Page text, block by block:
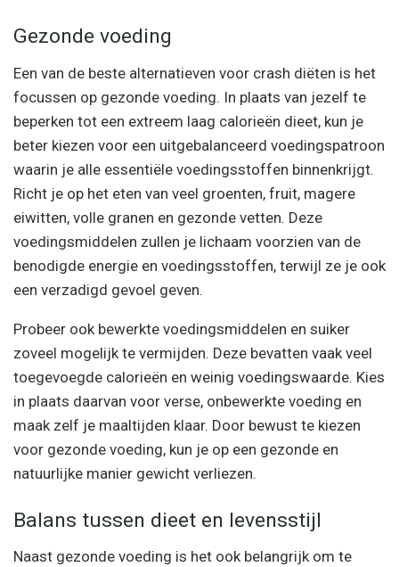
Gezonde voeding
Een van de beste alternatieven voor crash diëten is het
focussen op gezonde voeding. In plaats van jezelf te
beperken tot een extreem laag calorieën dieet, kun je
beter kiezen voor een uitgebalanceerd voedingspatroon
waarin je alle essentiële voedingsstoffen binnenkrijgt.
Richt je op het eten van veel groenten, fruit, magere
eiwitten, volle granen en gezonde vetten. Deze
voedingsmiddelen zullen je lichaam voorzien van de
benodigde energie en voedingsstoffen, terwijl ze je ook
een verzadigd gevoel geven.
Probeer ook bewerkte voedingsmiddelen en suiker
zoveel mogelijk te vermijden. Deze bevatten vaak veel
toegevoegde calorieën en weinig voedingswaarde. Kies
in plaats daarvan voor verse, onbewerkte voeding en
maak zelf je maaltijden klaar. Door bewust te kiezen
voor gezonde voeding, kun je op een gezonde en
natuurlijke manier gewicht verliezen.
Balans tussen dieet en levensstijl
Naast gezonde voeding is het ook belangrijk om te